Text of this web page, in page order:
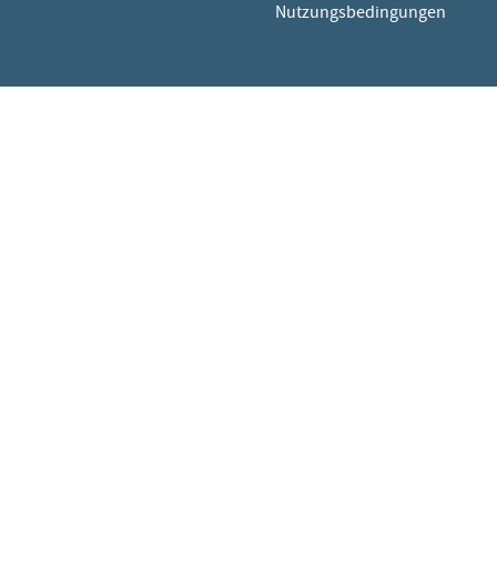
Nutzungsbedingungen